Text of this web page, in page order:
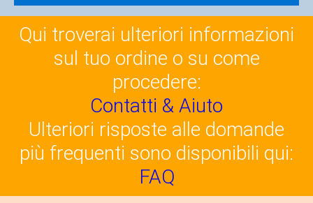
Qui troverai ulteriori informazioni
sul tuo ordine o su come
procedere:
Contatti & Aiuto
Ulteriori risposte alle domande
più frequenti sono disponibili qui:
FAQ